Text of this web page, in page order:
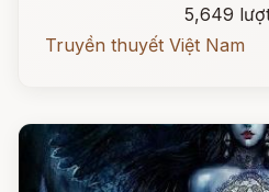
5,649
Truyền thuyết Việt Nam